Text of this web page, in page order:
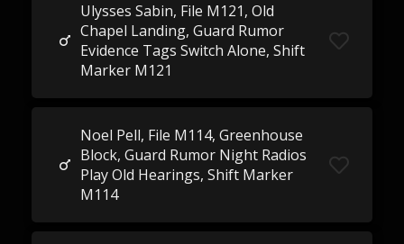
Ulysses Sabin, File M121, Old
Chapel Landing, Guard Rumor
Evidence Tags Switch Alone, Shift
Marker M121
Noel Pell, File M114, Greenhouse
Block, Guard Rumor Night Radios
Play Old Hearings, Shift Marker
M114